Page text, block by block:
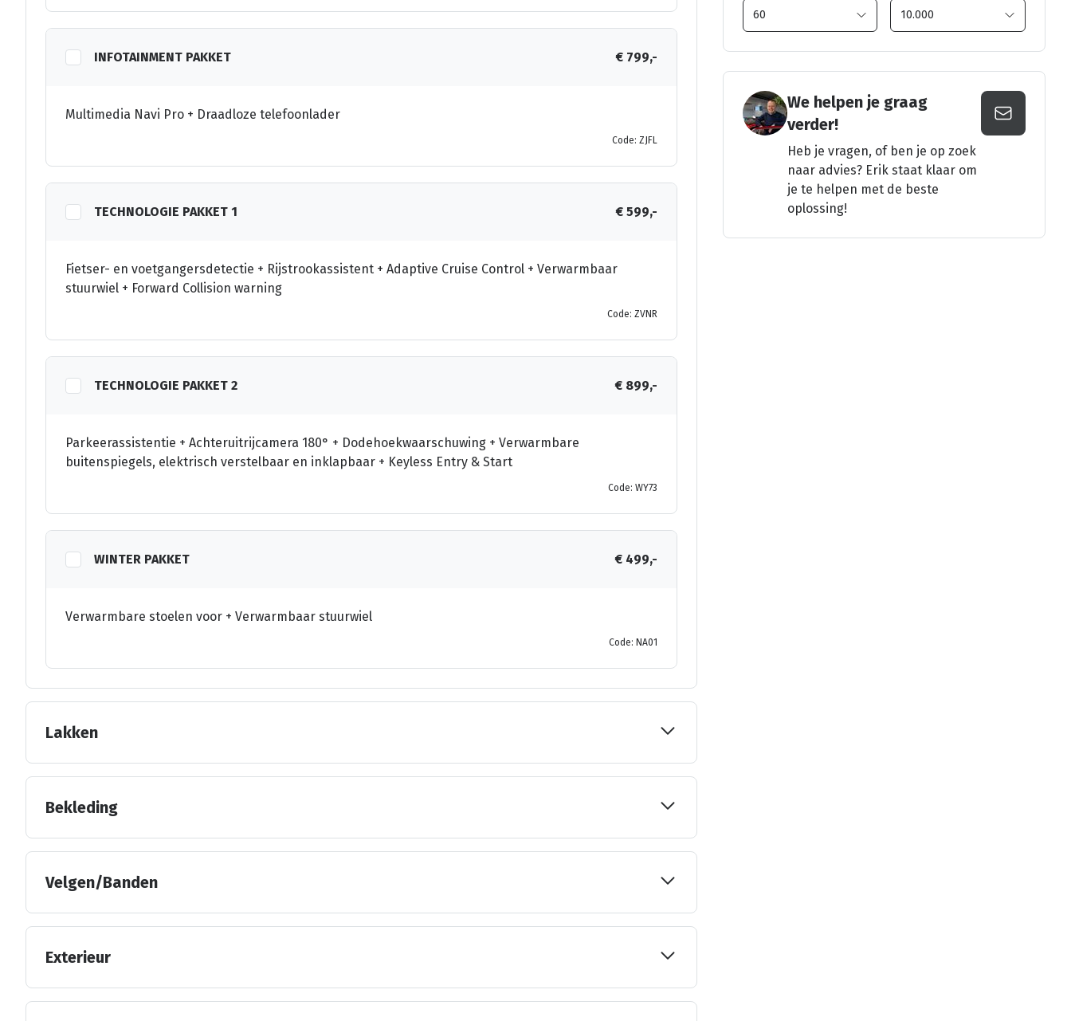
INFOTAINMENT PAKKET € 799,-
Multimedia Navi Pro + Draadloze telefoonlader
Code: ZJFL
TECHNOLOGIE PAKKET 1 € 599,-
Fietser- en voetgangersdetectie + Rijstrookassistent + Adaptive Cruise Control + Verwarmbaar
stuurwiel + Forward Collision warning
Code: ZVNR
TECHNOLOGIE PAKKET 2 € 899,-
Parkeerassistentie + Achteruitrijcamera 180° + Dodehoekwaarschuwing + Verwarmbare
buitenspiegels, elektrisch verstelbaar en inklapbaar + Keyless Entry & Start
Code: WY73
WINTER PAKKET € 499,-
Verwarmbare stoelen voor + Verwarmbaar stuurwiel
Code: NA01
Lakken
Bekleding
Velgen/Banden
Exterieur
We helpen je graag
verder!
Heb je vragen, of ben je op zoek
naar advies? Erik staat klaar om
je te helpen met de beste
oplossing!